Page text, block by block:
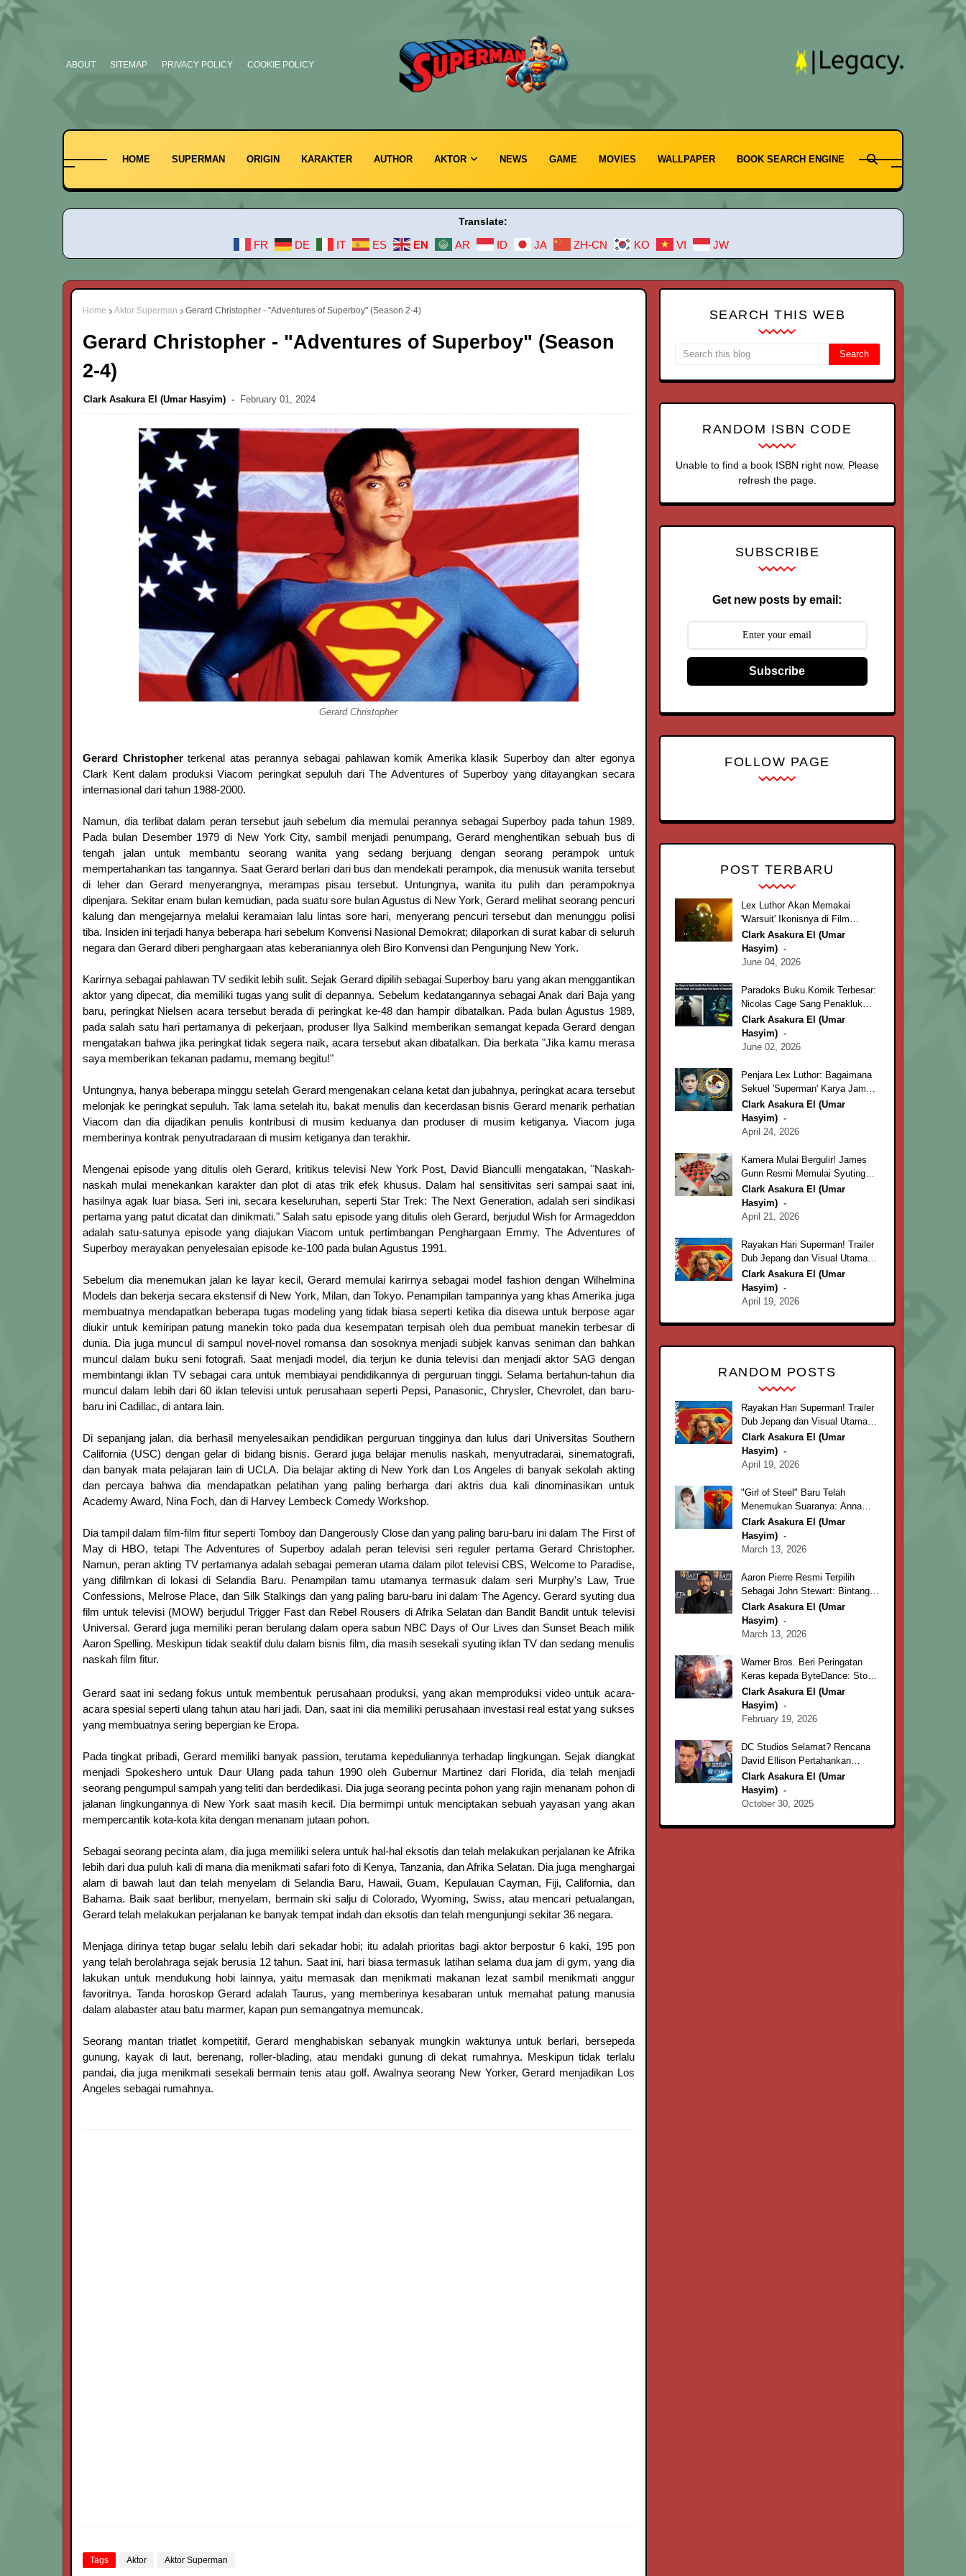
ABOUT SITEMAP PRIVACY POLICY COOKIE POLICY
HOME SUPERMAN ORIGIN KARAKTER AUTHOR AKTOR NEWS GAME MOVIES WALLPAPER BOOK SEARCH ENGINE
Translate:
FR DE IT ES EN AR ID JA ZH-CN KO VI JW
Home Aktor Superman Gerard Christopher - "Adventures of Superboy" (Season 2-4)
Gerard Christopher - "Adventures of Superboy" (Season
2-4)
Clark Asakura El (Umar Hasyim) February 01, 2024
Gerard Christopher
Gerard Christopherterkenal atas perannya sebagai pahlawan komik Amerika klasik Superboy dan alter egonya
Clark Kent dalam produksi Viacom peringkat sepuluh dari The Adventures of Superboy yang ditayangkan secara
internasional dari tahun 1988-2000.
Namun, dia terlibat dalam peran tersebut jauh sebelum dia memulai perannya sebagai Superboy pada tahun 1989.
Pada bulan Desember 1979 di New York City, sambil menjadi penumpang, Gerard menghentikan sebuah bus di
tengah jalan untuk membantu seorang wanita yang sedang berjuang dengan seorang perampok untuk
mempertahankan tas tangannya. Saat Gerard berlari dari bus dan mendekati perampok, dia menusuk wanita tersebut
di leher dan Gerard menyerangnya, merampas pisau tersebut. Untungnya, wanita itu pulih dan perampoknya
dipenjara. Sekitar enam bulan kemudian, pada suatu sore bulan Agustus di New York, Gerard melihat seorang pencuri
kalung dan mengejarnya melalui keramaian lalu lintas sore hari, menyerang pencuri tersebut dan menunggu polisi
tiba. Insiden ini terjadi hanya beberapa hari sebelum Konvensi Nasional Demokrat; dilaporkan di surat kabar di seluruh
negara dan Gerard diberi penghargaan atas keberaniannya oleh Biro Konvensi dan Pengunjung New York.
Karirnya sebagai pahlawan TV sedikit lebih sulit. Sejak Gerard dipilih sebagai Superboy baru yang akan menggantikan
aktor yang dipecat, dia memiliki tugas yang sulit di depannya. Sebelum kedatangannya sebagai Anak dari Baja yang
baru, peringkat Nielsen acara tersebut berada di peringkat ke-48 dan hampir dibatalkan. Pada bulan Agustus 1989,
pada salah satu hari pertamanya di pekerjaan, produser Ilya Salkind memberikan semangat kepada Gerard dengan
mengatakan bahwa jika peringkat tidak segera naik, acara tersebut akan dibatalkan. Dia berkata "Jika kamu merasa
saya memberikan tekanan padamu, memang begitu!"
Untungnya, hanya beberapa minggu setelah Gerard mengenakan celana ketat dan jubahnya, peringkat acara tersebut
melonjak ke peringkat sepuluh. Tak lama setelah itu, bakat menulis dan kecerdasan bisnis Gerard menarik perhatian
Viacom dan dia dijadikan penulis kontribusi di musim keduanya dan produser di musim ketiganya. Viacom juga
memberinya kontrak penyutradaraan di musim ketiganya dan terakhir.
Mengenai episode yang ditulis oleh Gerard, kritikus televisi New York Post, David Bianculli mengatakan, "Naskah-
naskah mulai menekankan karakter dan plot di atas trik efek khusus. Dalam hal sensitivitas seri sampai saat ini,
hasilnya agak luar biasa. Seri ini, secara keseluruhan, seperti Star Trek: The Next Generation, adalah seri sindikasi
pertama yang patut dicatat dan dinikmati." Salah satu episode yang ditulis oleh Gerard, berjudul Wish for Armageddon
adalah satu-satunya episode yang diajukan Viacom untuk pertimbangan Penghargaan Emmy. The Adventures of
Superboy merayakan penyelesaian episode ke-100 pada bulan Agustus 1991.
Sebelum dia menemukan jalan ke layar kecil, Gerard memulai karirnya sebagai model fashion dengan Wilhelmina
Models dan bekerja secara ekstensif di New York, Milan, dan Tokyo. Penampilan tampannya yang khas Amerika juga
membuatnya mendapatkan beberapa tugas modeling yang tidak biasa seperti ketika dia disewa untuk berpose agar
diukir untuk kemiripan patung manekin toko pada dua kesempatan terpisah oleh dua pembuat manekin terbesar di
dunia. Dia juga muncul di sampul novel-novel romansa dan sosoknya menjadi subjek kanvas seniman dan bahkan
muncul dalam buku seni fotografi. Saat menjadi model, dia terjun ke dunia televisi dan menjadi aktor SAG dengan
membintangi iklan TV sebagai cara untuk membiayai pendidikannya di perguruan tinggi. Selama bertahun-tahun dia
muncul dalam lebih dari 60 iklan televisi untuk perusahaan seperti Pepsi, Panasonic, Chrysler, Chevrolet, dan baru-
baru ini Cadillac, di antara lain.
Di sepanjang jalan, dia berhasil menyelesaikan pendidikan perguruan tingginya dan lulus dari Universitas Southern
California (USC) dengan gelar di bidang bisnis. Gerard juga belajar menulis naskah, menyutradarai, sinematografi,
dan banyak mata pelajaran lain di UCLA. Dia belajar akting di New York dan Los Angeles di banyak sekolah akting
dan percaya bahwa dia mendapatkan pelatihan yang paling berharga dari aktris dua kali dinominasikan untuk
Academy Award, Nina Foch, dan di Harvey Lembeck Comedy Workshop.
Dia tampil dalam film-film fitur seperti Tomboy dan Dangerously Close dan yang paling baru-baru ini dalam The First of
May di HBO, tetapi The Adventures of Superboy adalah peran televisi seri reguler pertama Gerard Christopher.
Namun, peran akting TV pertamanya adalah sebagai pemeran utama dalam pilot televisi CBS, Welcome to Paradise,
yang difilmkan di lokasi di Selandia Baru. Penampilan tamu utamanya termasuk dalam seri Murphy's Law, True
Confessions, Melrose Place, dan Silk Stalkings dan yang paling baru-baru ini dalam The Agency. Gerard syuting dua
film untuk televisi (MOW) berjudul Trigger Fast dan Rebel Rousers di Afrika Selatan dan Bandit Bandit untuk televisi
Universal. Gerard juga memiliki peran berulang dalam opera sabun NBC Days of Our Lives dan Sunset Beach milik
Aaron Spelling. Meskipun tidak seaktif dulu dalam bisnis film, dia masih sesekali syuting iklan TV dan sedang menulis
naskah film fitur.
Gerard saat ini sedang fokus untuk membentuk perusahaan produksi, yang akan memproduksi video untuk acara-
acara spesial seperti ulang tahun atau hari jadi. Dan, saat ini dia memiliki perusahaan investasi real estat yang sukses
yang membuatnya sering bepergian ke Eropa.
Pada tingkat pribadi, Gerard memiliki banyak passion, terutama kepeduliannya terhadap lingkungan. Sejak diangkat
menjadi Spokeshero untuk Daur Ulang pada tahun 1990 oleh Gubernur Martinez dari Florida, dia telah menjadi
seorang pengumpul sampah yang teliti dan berdedikasi. Dia juga seorang pecinta pohon yang rajin menanam pohon di
jalanan lingkungannya di New York saat masih kecil. Dia bermimpi untuk menciptakan sebuah yayasan yang akan
mempercantik kota-kota kita dengan menanam jutaan pohon.
Sebagai seorang pecinta alam, dia juga memiliki selera untuk hal-hal eksotis dan telah melakukan perjalanan ke Afrika
lebih dari dua puluh kali di mana dia menikmati safari foto di Kenya, Tanzania, dan Afrika Selatan. Dia juga menghargai
alam di bawah laut dan telah menyelam di Selandia Baru, Hawaii, Guam, Kepulauan Cayman, Fiji, California, dan
Bahama. Baik saat berlibur, menyelam, bermain ski salju di Colorado, Wyoming, Swiss, atau mencari petualangan,
Gerard telah melakukan perjalanan ke banyak tempat indah dan eksotis dan telah mengunjungi sekitar 36 negara.
Menjaga dirinya tetap bugar selalu lebih dari sekadar hobi; itu adalah prioritas bagi aktor berpostur 6 kaki, 195 pon
yang telah berolahraga sejak berusia 12 tahun. Saat ini, hari biasa termasuk latihan selama dua jam di gym, yang dia
lakukan untuk mendukung hobi lainnya, yaitu memasak dan menikmati makanan lezat sambil menikmati anggur
favoritnya. Tanda horoskop Gerard adalah Taurus, yang memberinya kesabaran untuk memahat patung manusia
dalam alabaster atau batu marmer, kapan pun semangatnya memuncak.
Seorang mantan triatlet kompetitif, Gerard menghabiskan sebanyak mungkin waktunya untuk berlari, bersepeda
gunung, kayak di laut, berenang, roller-blading, atau mendaki gunung di dekat rumahnya. Meskipun tidak terlalu
pandai, dia juga menikmati sesekali bermain tenis atau golf. Awalnya seorang New Yorker, Gerard menjadikan Los
Angeles sebagai rumahnya.
Tags Aktor Aktor Superman
SEARCH THIS WEB
RANDOM ISBN CODE
Unable to find a book ISBN right now. Please
refresh the page.
SUBSCRIBE
Get new posts by email:
Subscribe
FOLLOW PAGE
POST TERBARU
Lex Luthor Akan Memakai
'Warsuit' Ikonisnya di Film
Superman Terbaru, 'Superman:
Man of Tomorrow'
Clark Asakura El (Umar
Hasyim)
June 04, 2026
Paradoks Buku Komik Terbesar:
Nicolas Cage Sang Penakluk
Marvel dan DC Comics
Clark Asakura El (Umar
Hasyim)
June 02, 2026
Penjara Lex Luthor: Bagaimana
Sekuel 'Superman' Karya James
Gunn Menghebohkan Rutan di
Atlanta
Clark Asakura El (Umar
Hasyim)
April 24, 2026
Kamera Mulai Bergulir! James
Gunn Resmi Memulai Syuting
‘Man of Tomorrow’ untuk Rilis
2027
Clark Asakura El (Umar
Hasyim)
April 21, 2026
Rayakan Hari Superman! Trailer
Dub Jepang dan Visual Utama
‘Supergirl’ Resmi Diluncurkan
Clark Asakura El (Umar
Hasyim)
April 19, 2026
RANDOM POSTS
Rayakan Hari Superman! Trailer
Dub Jepang dan Visual Utama
‘Supergirl’ Resmi Diluncurkan
Clark Asakura El (Umar
Hasyim)
April 19, 2026
"Girl of Steel" Baru Telah
Menemukan Suaranya: Anna
Nagase Resmi Mengisi Suara
Supergirl!
Clark Asakura El (Umar
Hasyim)
March 13, 2026
Aaron Pierre Resmi Terpilih
Sebagai John Stewart: Bintang
'Rebel Ridge' Bergabung dalam
'Superman: Man of Tomorrow'
Besutan James Gunn
Clark Asakura El (Umar
Hasyim)
March 13, 2026
Warner Bros. Beri Peringatan
Keras kepada ByteDance: Stop
Gunakan Karakter Ikonik di AI
'Seedance'
Clark Asakura El (Umar
Hasyim)
February 19, 2026
DC Studios Selamat? Rencana
David Ellison Pertahankan
James Gunn & Peter Safran
Sebagai Pemimpin Setelah
Merger Paramount-WB yang
Clark Asakura El (Umar
Hasyim)
October 30, 2025